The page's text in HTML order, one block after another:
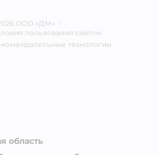
Блог
ООО «ДМ» •
пользования сайтом
технологии
область